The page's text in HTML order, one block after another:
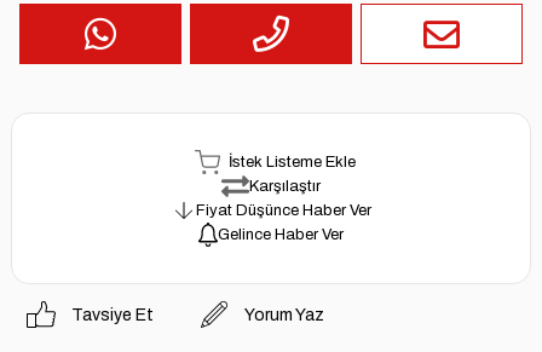
İstek Listeme Ekle
Karşılaştır
Fiyat Düşünce Haber Ver
Gelince Haber Ver
Tavsiye Et Yorum Yaz